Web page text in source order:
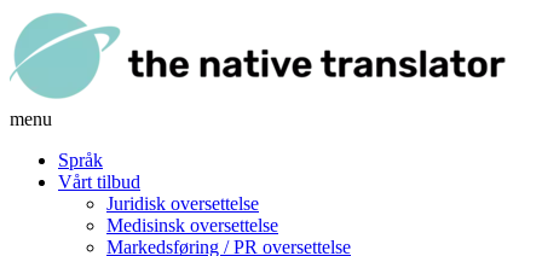
menu
Språk
Vårt tilbud
Juridisk oversettelse
Medisinsk oversettelse
Markedsføring / PR oversettelse